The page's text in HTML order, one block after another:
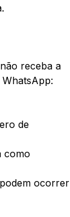
receba a
de
como
ocorrer